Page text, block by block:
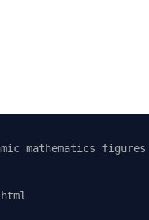
mathematics figures